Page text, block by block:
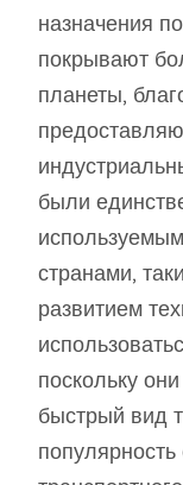
назначения
покрывают
планеты,
были
странами,
развитием
поскольку
быстрый вид